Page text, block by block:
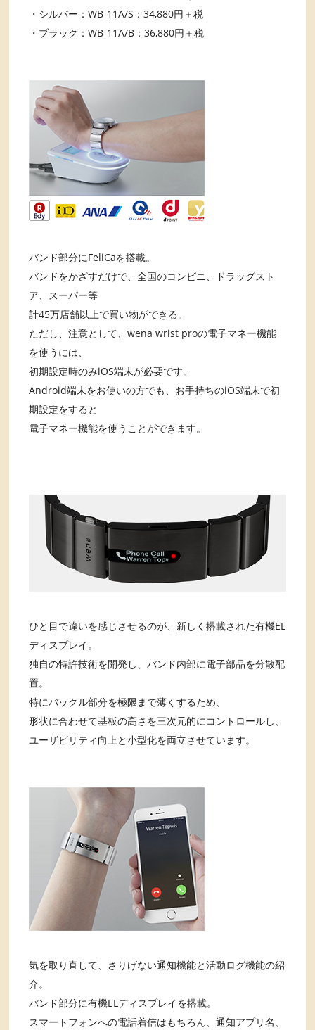
・シルバー：WB-11A/S：34,880円＋税
・ブラック：WB-11A/B：36,880円＋税
バンド部分にFeliCaを搭載。
バンドをかざすだけで、全国のコンビニ、ドラッグスト
ア、スーパー等
計45万店舗以上で買い物ができる。
ただし、注意として、wena wrist proの電子マネー機能
を使うには、
初期設定時のみiOS端末が必要です。
Android端末をお使いの方でも、お手持ちのiOS端末で初
期設定をすると
電子マネー機能を使うことができます。
ひと目で違いを感じさせるのが、新しく搭載された有機EL
ディスプレイ。
独自の特許技術を開発し、バンド内部に電子部品を分散配
置。
特にバックル部分を極限まで薄くするため、
形状に合わせて基板の高さを三次元的にコントロールし、
ユーザビリティ向上と小型化を両立させています。
気を取り直して、さりげない通知機能と活動ログ機能の紹
介。
バンド部分に有機ELディスプレイを搭載。
スマートフォンへの電話着信はもちろん、通知アプリ名、